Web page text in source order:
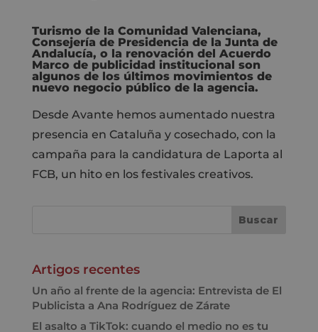
Turismo de la Comunidad Valenciana,
Consejería de Presidencia de la Junta de
Andalucía, o la renovación del Acuerdo
Marco de publicidad institucional son
algunos de los últimos movimientos de
nuevo negocio público de la agencia.
Desde Avante hemos aumentado nuestra
presencia en Cataluña y cosechado, con la
campaña para la candidatura de Laporta al
FCB, un hito en los festivales creativos.
Artigos recentes
Un año al frente de la agencia: Entrevista de El
Publicista a Ana Rodríguez de Zárate
El asalto a TikTok: cuando el medio no es tu